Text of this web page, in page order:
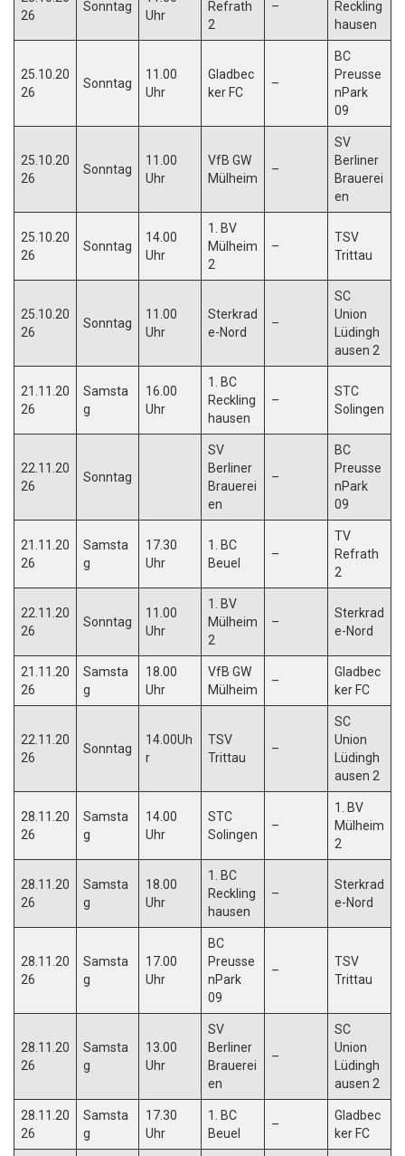
26
Sonntag
Uhr
Refrath
2
–
Reckling
hausen
25.10.20
26
Sonntag
11.00
Uhr
Gladbec
ker FC
–
BC
Preusse
nPark
09
25.10.20
26
Sonntag
11.00
Uhr
VfB GW
Mülheim
–
SV
Berliner
Brauerei
en
25.10.20
26
Sonntag
14.00
Uhr
1. BV
Mülheim
2
–
TSV
Trittau
25.10.20
26
Sonntag
11.00
Uhr
Sterkrad
e-Nord
–
SC
Union
Lüdingh
ausen 2
21.11.20
26
Samsta
g
16.00
Uhr
1. BC
Reckling
hausen
–
STC
Solingen
22.11.20
26
Sonntag
SV
Berliner
Brauerei
en
–
BC
Preusse
nPark
09
21.11.20
26
Samsta
g
17.30
Uhr
1. BC
Beuel
–
TV
Refrath
2
22.11.20
26
Sonntag
11.00
Uhr
1. BV
Mülheim
2
–
Sterkrad
e-Nord
21.11.20
26
Samsta
g
18.00
Uhr
VfB GW
Mülheim
–
Gladbec
ker FC
22.11.20
26
Sonntag
14.00Uh
r
TSV
Trittau
–
SC
Union
Lüdingh
ausen 2
28.11.20
26
Samsta
g
14.00
Uhr
STC
Solingen
–
1. BV
Mülheim
2
28.11.20
26
Samsta
g
18.00
Uhr
1. BC
Reckling
hausen
–
Sterkrad
e-Nord
28.11.20
26
Samsta
g
17.00
Uhr
BC
Preusse
nPark
09
–
TSV
Trittau
28.11.20
26
Samsta
g
13.00
Uhr
SV
Berliner
Brauerei
en
–
SC
Union
Lüdingh
ausen 2
28.11.20
26
Samsta
g
17.30
Uhr
1. BC
Beuel
–
Gladbec
ker FC